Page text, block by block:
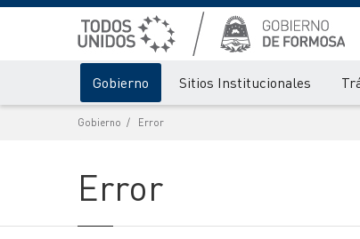
Gobierno Sitios Institucionales
Gobierno Error
Error